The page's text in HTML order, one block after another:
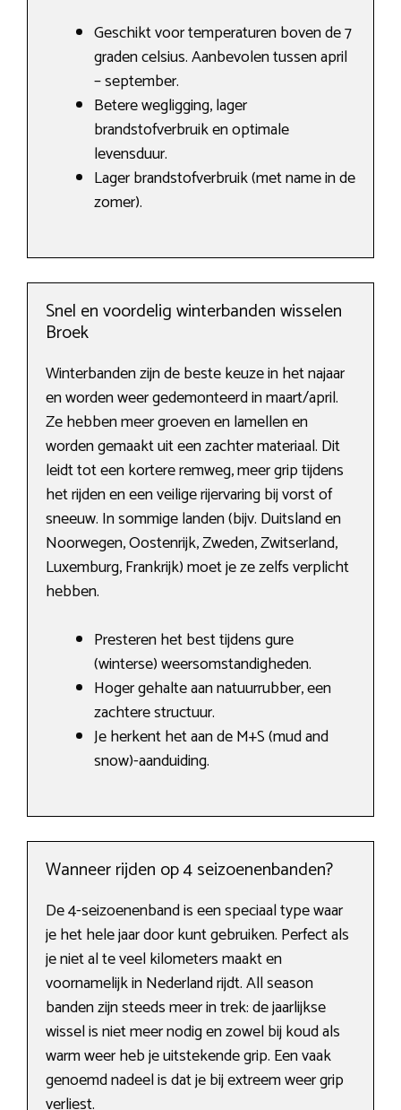
Geschikt voor temperaturen boven de 7
graden celsius. Aanbevolen tussen april
– september.
Betere wegligging, lager
brandstofverbruik en optimale
levensduur.
Lager brandstofverbruik (met name in de
zomer).
Snel en voordelig winterbanden wisselen
Broek
Winterbanden zijn de beste keuze in het najaar
en worden weer gedemonteerd in maart/april.
Ze hebben meer groeven en lamellen en
worden gemaakt uit een zachter materiaal. Dit
leidt tot een kortere remweg, meer grip tijdens
het rijden en een veilige rijervaring bij vorst of
sneeuw. In sommige landen (bijv. Duitsland en
Noorwegen, Oostenrijk, Zweden, Zwitserland,
Luxemburg, Frankrijk) moet je ze zelfs verplicht
hebben.
Presteren het best tijdens gure
(winterse) weersomstandigheden.
Hoger gehalte aan natuurrubber, een
zachtere structuur.
Je herkent het aan de M+S (mud and
snow)-aanduiding.
Wanneer rijden op 4 seizoenenbanden?
De 4-seizoenenband is een speciaal type waar
je het hele jaar door kunt gebruiken. Perfect als
je niet al te veel kilometers maakt en
voornamelijk in Nederland rijdt. All season
banden zijn steeds meer in trek: de jaarlijkse
wissel is niet meer nodig en zowel bij koud als
warm weer heb je uitstekende grip. Een vaak
genoemd nadeel is dat je bij extreem weer grip